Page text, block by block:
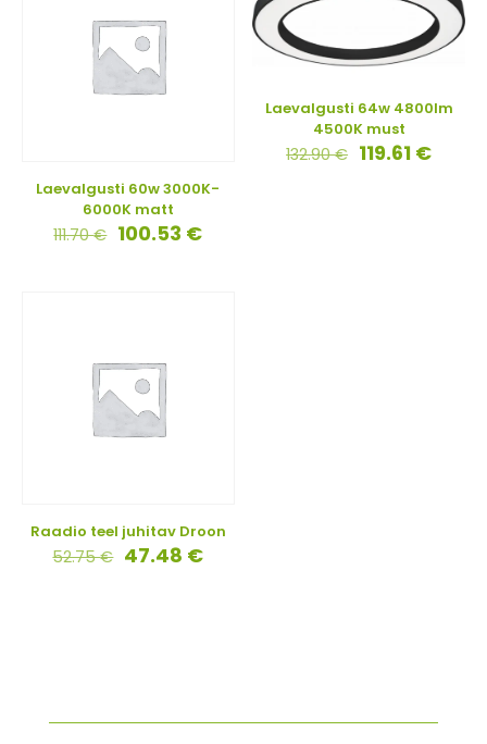
Laevalgusti 60w 3000K-
6000K matt
111.70€ 100.53 €
Laevalgusti 64w 4800lm
4500K must
132.90€ 119.61 €
Raadio teel juhitav Droon
52.75€ 47.48 €